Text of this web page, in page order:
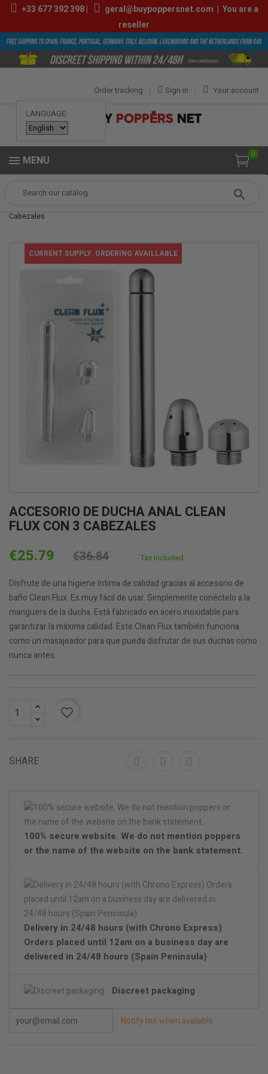
+33 677 392 398| geral@buypoppersnet.com | You are a
reseller
LANGUAGE:
Your account
Sign in
Order tracking
0
MENU
Anal Douches
Accesorio de Ducha Anal Clean Flux con 3
Cabezales
CURRENT SUPPLY. ORDERING AVAILLABLE
ACCESORIO DE DUCHA ANAL CLEAN
FLUX CON 3 CABEZALES
€25.79 €36.84 Tax included
Disfrute de una higiene íntima de calidad gracias al accesorio de
baño Clean Flux. Es muy fácil de usar. Simplemente conéctelo a la
manguera de la ducha. Está fabricado en acero inoxidable para
garantizar la máxima calidad. Este Clean Flux también funciona
como un masajeador para que pueda disfrutar de sus duchas como
nunca antes.
favorite_border
SHARE
100% secure website. We do not mention poppers
or the name of the website on the bank statement.
Delivery in 24/48 hours (with Chrono Express)
Orders placed until 12am on a business day are
delivered in 24/48 hours (Spain Peninsula)
Discreet packaging
Notify me when available